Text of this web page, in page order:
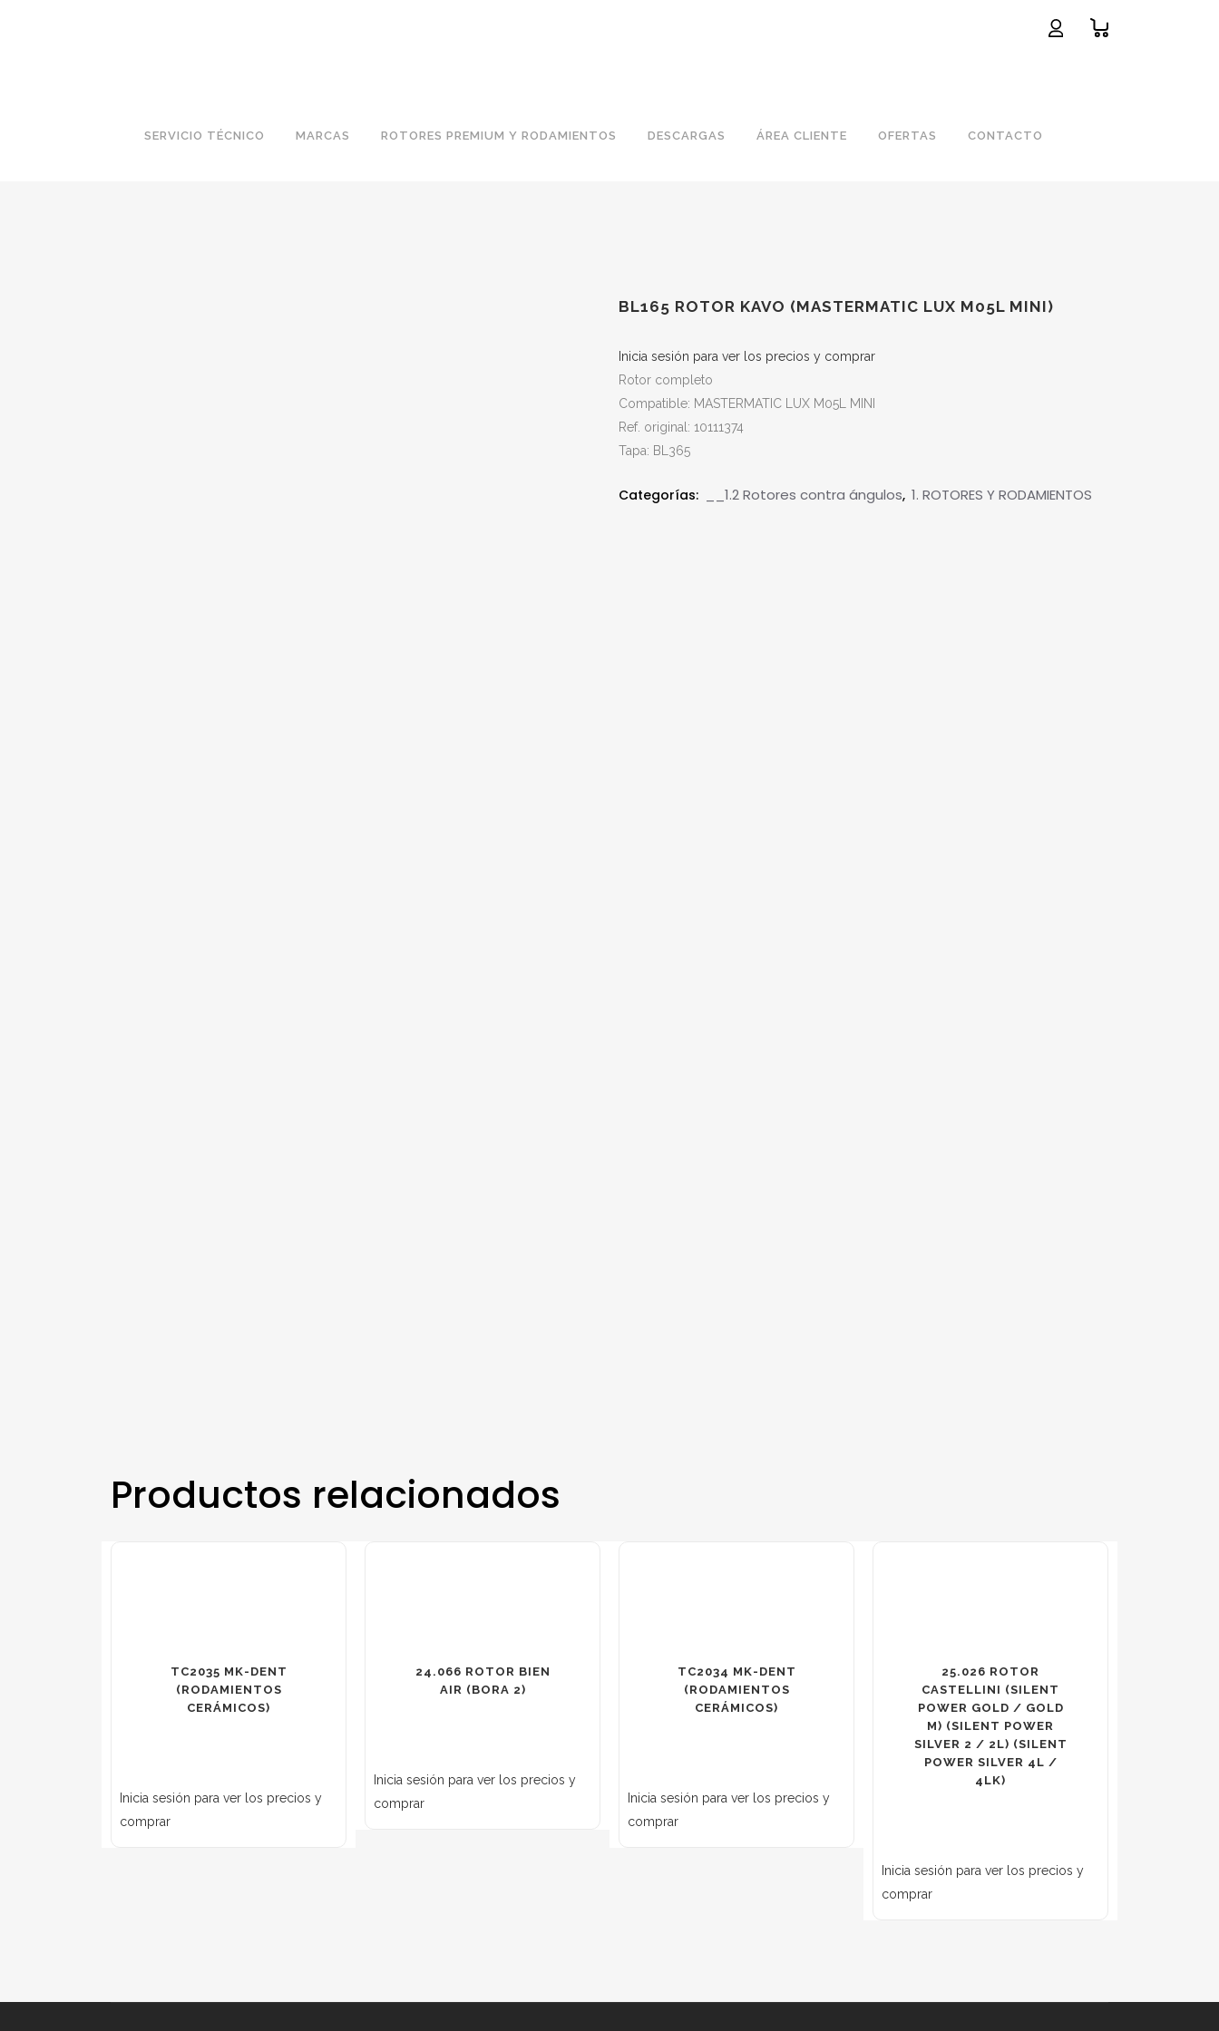
SERVICIO TÉCNICO MARCAS ROTORES PREMIUM Y RODAMIENTOS DESCARGAS ÁREA CLIENTE OFERTAS CONTACTO
BL165 ROTOR KAVO (MASTERMATIC LUX M05L MINI)
Inicia sesión para ver los precios y comprar
Rotor completo
Compatible: MASTERMATIC LUX M05L MINI
Ref. original: 10111374
Tapa: BL365
Categorías: __1.2 Rotores contra ángulos, 1. ROTORES Y RODAMIENTOS
Productos relacionados
TC2035 MK-DENT
(RODAMIENTOS
CERÁMICOS)
Inicia sesión para ver los precios y
comprar
24.066 ROTOR BIEN
AIR (BORA 2)
Inicia sesión para ver los precios y
comprar
TC2034 MK-DENT
(RODAMIENTOS
CERÁMICOS)
Inicia sesión para ver los precios y
comprar
25.026 ROTOR
CASTELLINI (SILENT
POWER GOLD / GOLD
M) (SILENT POWER
SILVER 2 / 2L) (SILENT
POWER SILVER 4L /
4LK)
Inicia sesión para ver los precios y
comprar